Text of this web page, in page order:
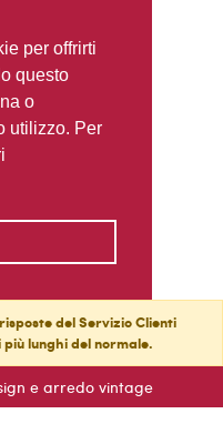
per offrirti
questo
o
utilizzo. Per
del Servizio Clienti
lunghi del normale.
e arredo vintage